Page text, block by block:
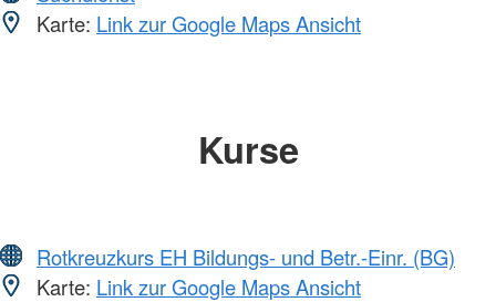
Karte: Link zur Google Maps Ansicht
Kurse
Rotkreuzkurs EH Bildungs- und Betr.-Einr. (BG)
Karte: Link zur Google Maps Ansicht